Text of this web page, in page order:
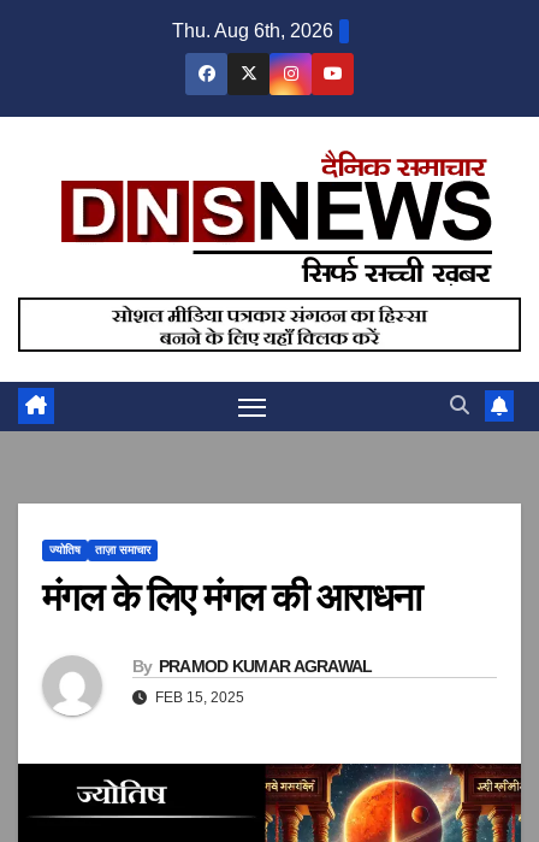
Thu. Aug 6th, 2026
ज्योतिष ताज़ा समाचार
मंगल के लिए मंगल की आराधना
By PRAMOD KUMAR AGRAWAL
FEB 15, 2025